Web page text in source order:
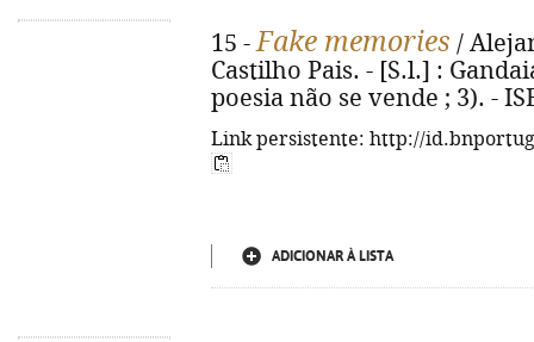
15 -Fake memories /
Castilho Pais. - [S.l.] :
poesia não se vende ; 3). -
Link persistente: http://
ADICIONAR À LISTA